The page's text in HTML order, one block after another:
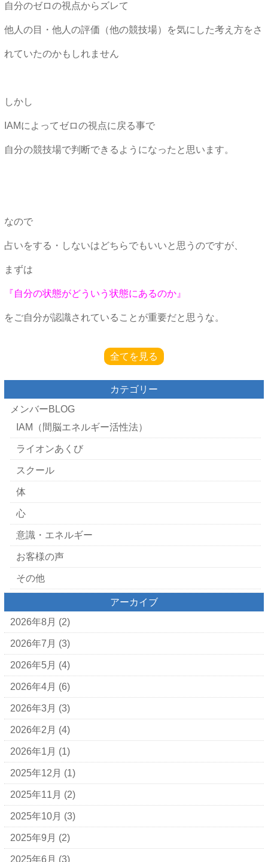
自分のゼロの視点からズレて
他人の目・他人の評価（他の競技場）を気にした考え方をさ
れていたのかもしれません
しかし
IAMによってゼロの視点に戻る事で
自分の競技場で判断できるようになったと思います。
なので
占いをする・しないはどちらでもいいと思うのですが、
まずは
『自分の状態がどういう状態にあるのか』
をご自分が認識されていることが重要だと思うな。
全てを見る
カテゴリー
メンバーBLOG
IAM（間脳エネルギー活性法）
ライオンあくび
スクール
体
心
意識・エネルギー
お客様の声
その他
アーカイブ
2026年8月 (2)
2026年7月 (3)
2026年5月 (4)
2026年4月 (6)
2026年3月 (3)
2026年2月 (4)
2026年1月 (1)
2025年12月 (1)
2025年11月 (2)
2025年10月 (3)
2025年9月 (2)
2025年6月 (3)